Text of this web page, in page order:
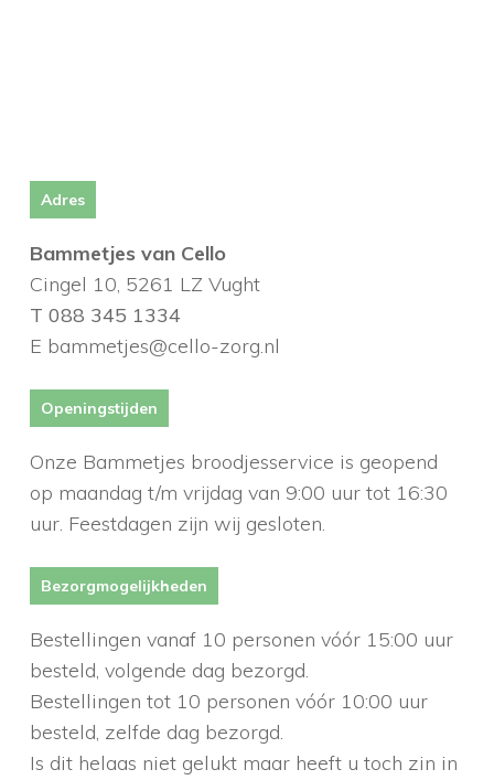
Adres
Bammetjes van Cello
Cingel 10, 5261 LZ Vught
T 088 345 1334
E bammetjes@cello-zorg.nl
Openingstijden
Onze Bammetjes broodjesservice is geopend
op maandag t/m vrijdag van 9:00 uur tot 16:30
uur. Feestdagen zijn wij gesloten.
Bezorgmogelijkheden
Bestellingen vanaf 10 personen vóór 15:00 uur
besteld, volgende dag bezorgd.
Bestellingen tot 10 personen vóór 10:00 uur
besteld, zelfde dag bezorgd.
Is dit helaas niet gelukt maar heeft u toch zin in